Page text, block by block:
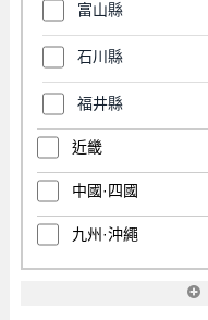
富山縣
石川縣
福井縣
近畿
中國·四國
九州·沖繩